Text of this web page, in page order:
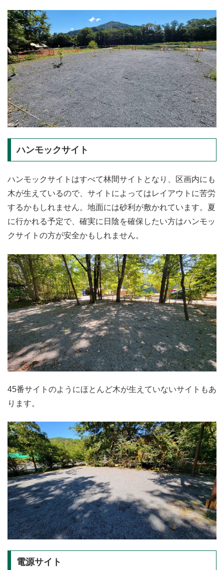
ハンモックサイト
ハンモックサイトはすべて林間サイトとなり、区画内にも
木が生えているので、サイトによってはレイアウトに苦労
するかもしれません。地面には砂利が敷かれています。夏
に行かれる予定で、確実に日陰を確保したい方はハンモッ
クサイトの方が安全かもしれません。
45番サイトのようにほとんど木が生えていないサイトもあ
ります。
電源サイト